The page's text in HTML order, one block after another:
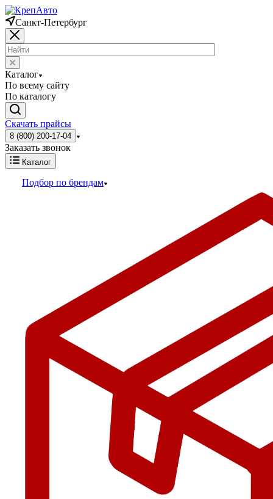
Санкт-Петербург
Каталог
По всему сайту
По каталогу
Скачать прайсы
8 (800) 200-17-04
Заказать звонок
Каталог
Подбор по брендам